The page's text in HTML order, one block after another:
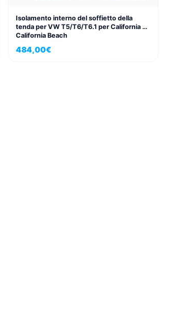
Isolamento interno del soffietto della
tenda per VW T5/T6/T6.1 per California e
California Beach
484,00€